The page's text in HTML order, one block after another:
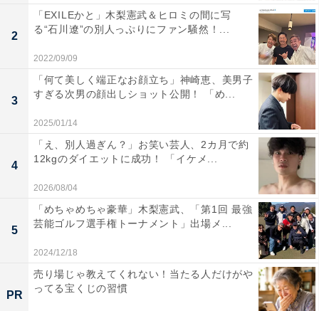
2
「EXILEかと」木梨憲武＆ヒロミの間に写
る“石川遼”の別人っぷりにファン騒然！...
2022/09/09
3
「何て美しく端正なお顔立ち」神崎恵、美男子
すぎる次男の顔出しショット公開！ 「め...
2025/01/14
4
「え、別人過ぎん？」お笑い芸人、2カ月で約
12kgのダイエットに成功！ 「イケメ...
2026/08/04
5
「めちゃめちゃ豪華」木梨憲武、「第1回 最強
芸能ゴルフ選手権トーナメント」出場メ...
2024/12/18
PR
売り場じゃ教えてくれない！当たる人だけがや
ってる宝くじの習慣